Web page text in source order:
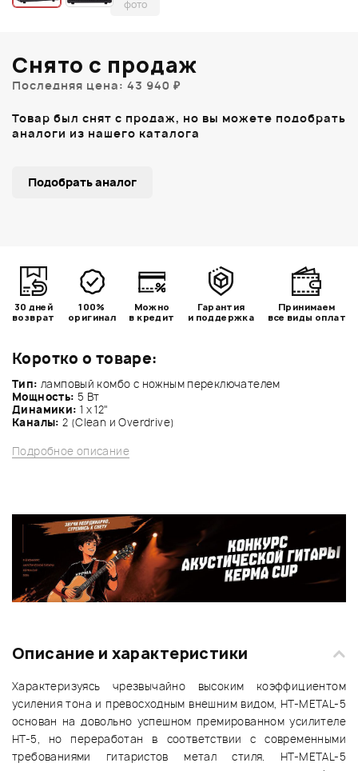
фото
Коротко о товаре:
Тип: ламповый комбо с ножным переключателем
Мощность: 5 Вт
Динамики: 1 х 12"
Каналы:2 (Clean и Overdrive)
Подробное описание
Снято с продаж
Последняя цена: 43 940 ₽
Товар был снят с продаж, но вы можете подобрать
аналоги из нашего каталога
Подобрать аналог
30 дней
возврат
100%
оригинал
Можно
в кредит
Гарантия
и поддержка
Принимаем
все виды оплат
Описание и характеристики
Характеризуясь чрезвычайно высоким коэффициентом
усиления тона и превосходным внешним видом, HT-METAL-5
основан на довольно успешном премированном усилителе
HT-5, но переработан в соответствии с современными
требованиями гитаристов метал стиля. HT-METAL-5